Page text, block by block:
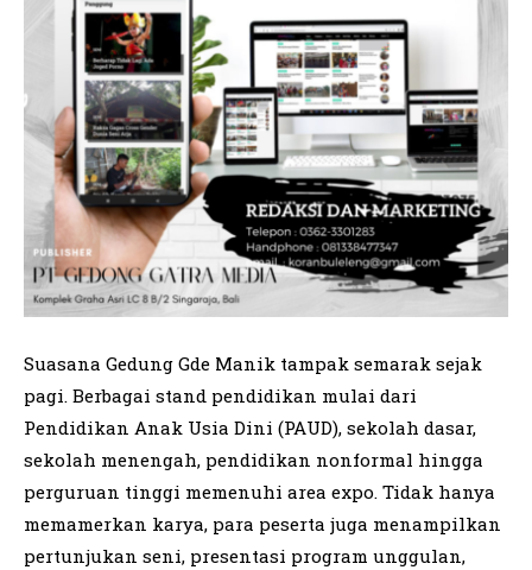
Suasana Gedung Gde Manik tampak semarak sejak
pagi. Berbagai stand pendidikan mulai dari
Pendidikan Anak Usia Dini (PAUD), sekolah dasar,
sekolah menengah, pendidikan nonformal hingga
perguruan tinggi memenuhi area expo. Tidak hanya
memamerkan karya, para peserta juga menampilkan
pertunjukan seni, presentasi program unggulan,